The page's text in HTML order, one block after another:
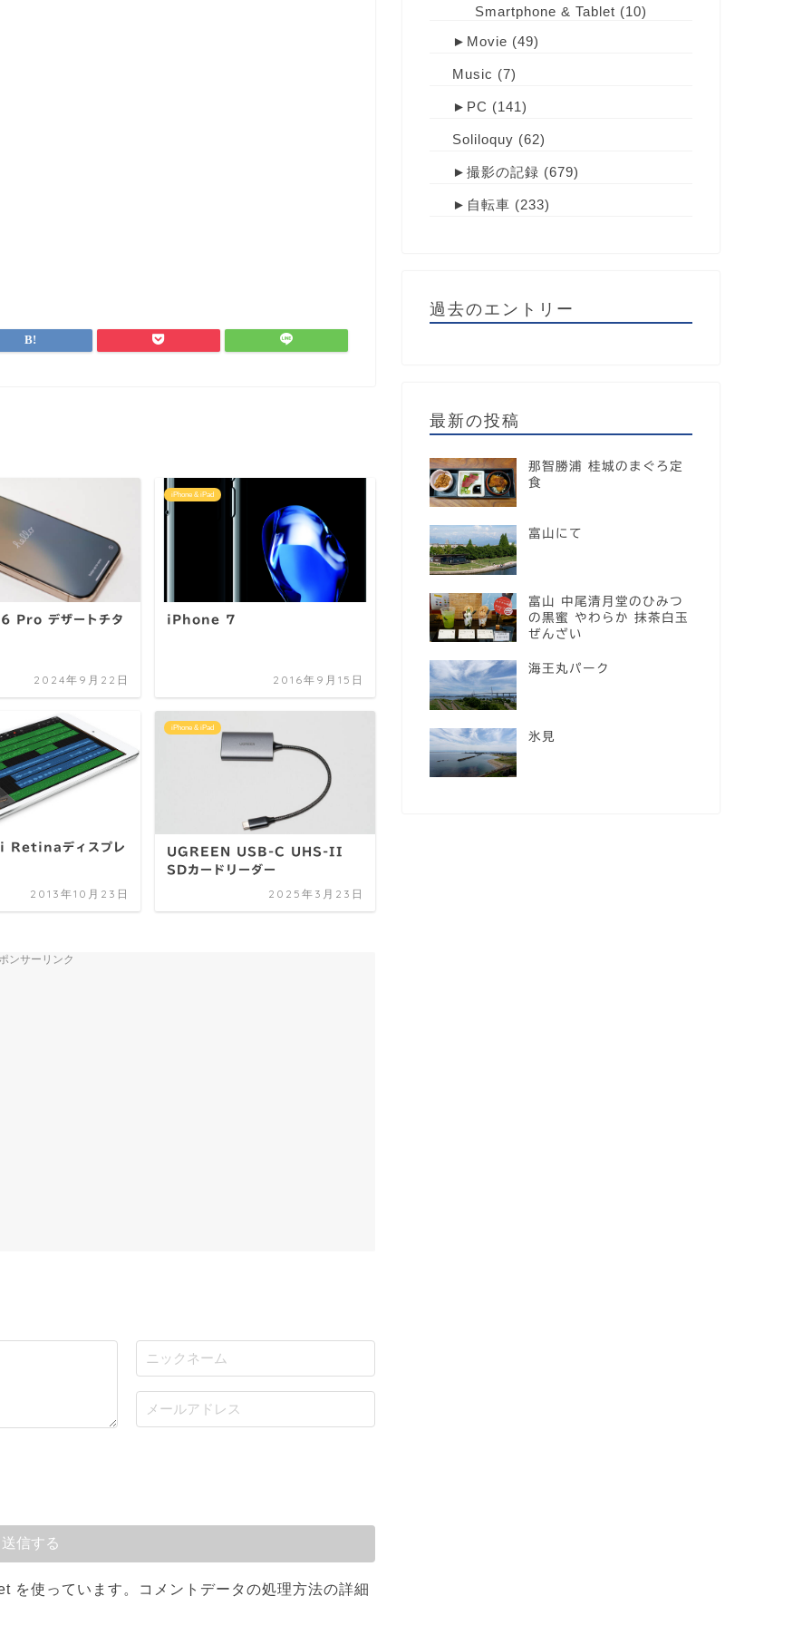
Pro デザートチタ
2024年9月22日
iPhone & iPad
iPhone 7
2016年9月15日
ディスプレ
2013年10月23日
iPhone & iPad
UGREEN USB-C UHS-II
SDカードリーダー
2025年3月23日
ンサーリンク
を使っています。 コメントデータの処理方法の詳細
Smartphone & Tablet (10)
► Movie (49)
Music (7)
► PC (141)
Soliloquy (62)
► 撮影の記録 (679)
► 自転車 (233)
過去のエントリー
最新の投稿
那智勝浦 桂城のまぐろ定
食
富山にて
富山 中尾清月堂のひみつ
の黒蜜 やわらか 抹茶白玉
ぜんざい
海王丸パーク
氷見